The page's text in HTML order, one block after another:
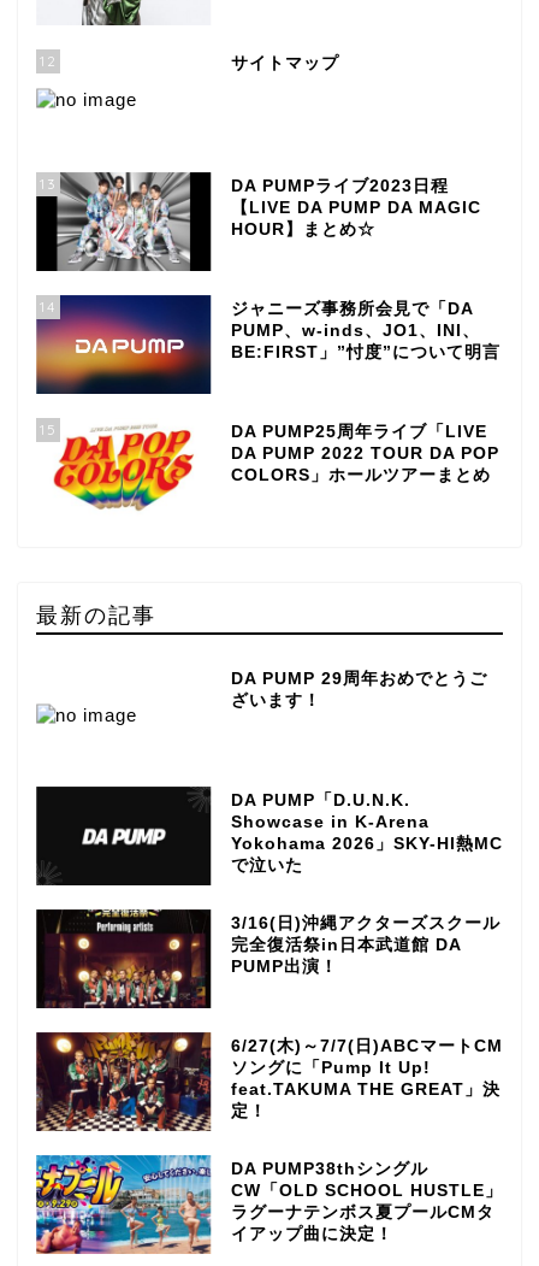
12 サイトマップ
13
DA PUMPライブ2023日程
【LIVE DA PUMP DA MAGIC
HOUR】まとめ☆
14
ジャニーズ事務所会見で「DA
PUMP、w-inds、JO1、INI、
BE:FIRST」”忖度”について明言
15
DA PUMP25周年ライブ「LIVE
DA PUMP 2022 TOUR DA POP
COLORS」ホールツアーまとめ
最新の記事
DA PUMP 29周年おめでとうご
ざいます！
DA PUMP「D.U.N.K.
Showcase in K-Arena
Yokohama 2026」SKY-HI熱MC
で泣いた
3/16(日)沖縄アクターズスクール
完全復活祭in日本武道館 DA
PUMP出演！
6/27(木)～7/7(日)ABCマートCM
ソングに「Pump It Up!
feat.TAKUMA THE GREAT」決
定！
DA PUMP38thシングル
CW「OLD SCHOOL HUSTLE」
ラグーナテンボス夏プールCMタ
イアップ曲に決定！